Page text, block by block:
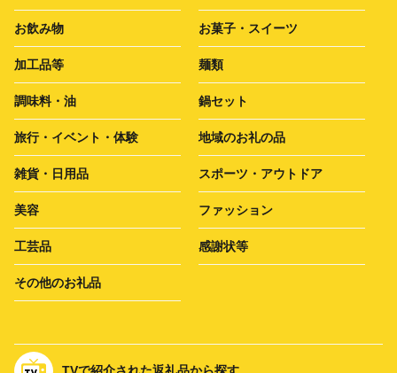
お飲み物 お菓子・スイーツ
加工品等 麺類
調味料・油 鍋セット
旅行・イベント・体験 地域のお礼の品
雑貨・日用品 スポーツ・アウトドア
美容 ファッション
工芸品 感謝状等
その他のお礼品
TVで紹介された返礼品から探す